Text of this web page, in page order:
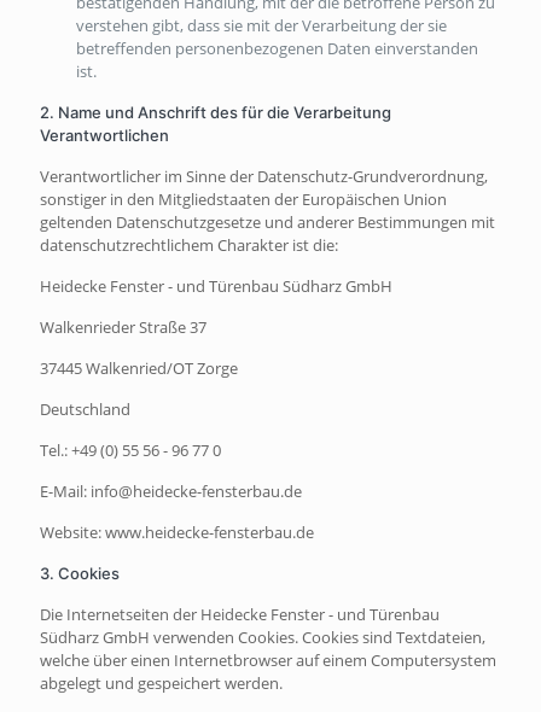
verstehen gibt, dass sie mit der Verarbeitung der sie
betreffenden personenbezogenen Daten einverstanden
ist.
2. Name und Anschrift des für die Verarbeitung
Verantwortlichen
Verantwortlicher im Sinne der Datenschutz-Grundverordnung,
sonstiger in den Mitgliedstaaten der Europäischen Union
geltenden Datenschutzgesetze und anderer Bestimmungen mit
datenschutzrechtlichem Charakter ist die:
Heidecke Fenster - und Türenbau Südharz GmbH
Walkenrieder Straße 37
37445 Walkenried/OT Zorge
Deutschland
Tel.: +49 (0) 55 56 - 96 77 0
E-Mail: info@heidecke-fensterbau.de
Website: www.heidecke-fensterbau.de
3. Cookies
Die Internetseiten der Heidecke Fenster - und Türenbau
Südharz GmbH verwenden Cookies. Cookies sind Textdateien,
welche über einen Internetbrowser auf einem Computersystem
abgelegt und gespeichert werden.